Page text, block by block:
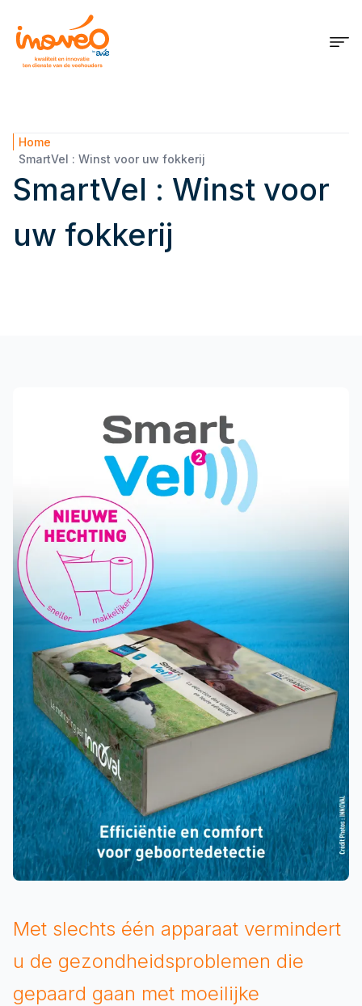
Home
SmartVel : Winst voor uw fokkerij
SmartVel : Winst voor
uw fokkerij
Met slechts één apparaat vermindert
u de gezondheidsproblemen die
gepaard gaan met moeilijke